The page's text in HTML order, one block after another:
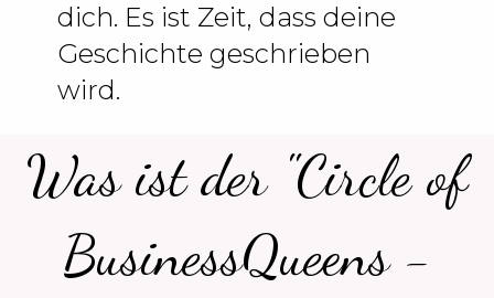
dich. Es ist Zeit, dass deine
Geschichte geschrieben
wird.
Was ist der "Circle of
BusinessQueens -